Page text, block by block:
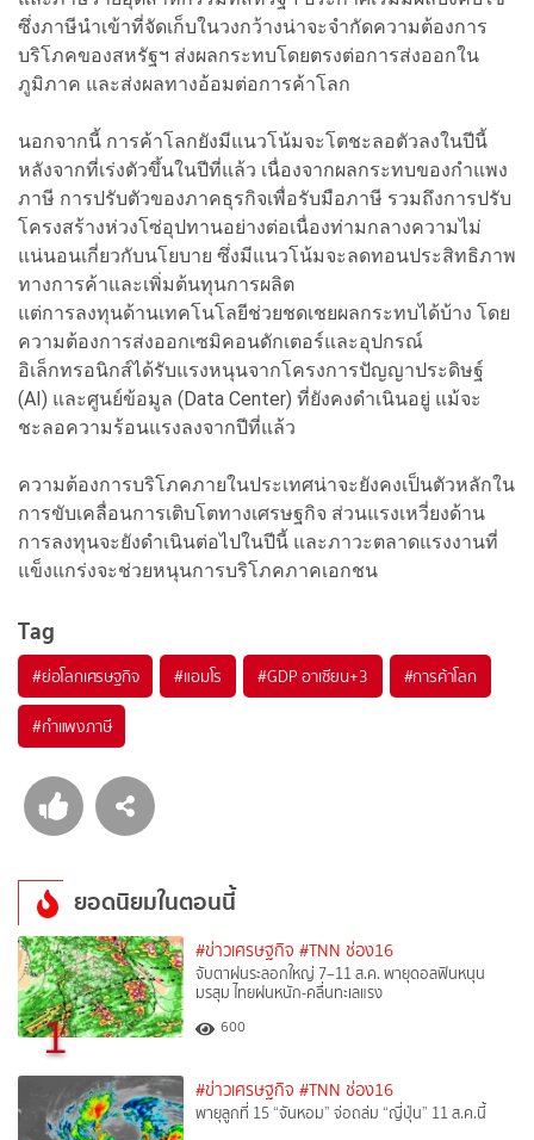
ซึ่งภาษีนำเข้าที่จัดเก็บในวงกว้างน่าจะจำกัดความต้องการ
บริโภคของสหรัฐฯ ส่งผลกระทบโดยตรงต่อการส่งออกใน
ภูมิภาค และส่งผลทางอ้อมต่อการค้าโลก
นอกจากนี้ การค้าโลกยังมีแนวโน้มจะโตชะลอตัวลงในปีนี้
หลังจากที่เร่งตัวขึ้นในปีที่แล้ว เนื่องจากผลกระทบของกำแพง
ภาษี การปรับตัวของภาคธุรกิจเพื่อรับมือภาษี รวมถึงการปรับ
โครงสร้างห่วงโซ่อุปทานอย่างต่อเนื่องท่ามกลางความไม่
แน่นอนเกี่ยวกับนโยบาย ซึ่งมีแนวโน้มจะลดทอนประสิทธิภาพ
ทางการค้าและเพิ่มต้นทุนการผลิต
แต่การลงทุนด้านเทคโนโลยีช่วยชดเชยผลกระทบได้บ้าง โดย
ความต้องการส่งออกเซมิคอนดักเตอร์และอุปกรณ์
อิเล็กทรอนิกส์ได้รับแรงหนุนจากโครงการปัญญาประดิษฐ์
(AI) และศูนย์ข้อมูล (Data Center) ที่ยังคงดำเนินอยู่ แม้จะ
ชะลอความร้อนแรงลงจากปีที่แล้ว
ความต้องการบริโภคภายในประเทศน่าจะยังคงเป็นตัวหลักใน
การขับเคลื่อนการเติบโตทางเศรษฐกิจ ส่วนแรงเหวี่ยงด้าน
การลงทุนจะยังดำเนินต่อไปในปีนี้ และภาวะตลาดแรงงานที่
แข็งแกร่งจะช่วยหนุนการบริโภคภาคเอกชน
Tag
#ย่อโลกเศรษฐกิจ #แอมโร #GDP อาเซียน+3 #การค้าโลก
#กำแพงภาษี
ยอดนิยมในตอนนี้
1
#ข่าวเศรษฐกิจ #TNN ช่อง16
จับตาฝนระลอกใหญ่ 7–11 ส.ค. พายุดอลฟินหนุน
มรสุม ไทยฝนหนัก-คลื่นทะเลแรง
600
#ข่าวเศรษฐกิจ #TNN ช่อง16
พายุลูกที่ 15 “จันหอม” จ่อถล่ม “ญี่ปุ่น” 11 ส.ค.นี้